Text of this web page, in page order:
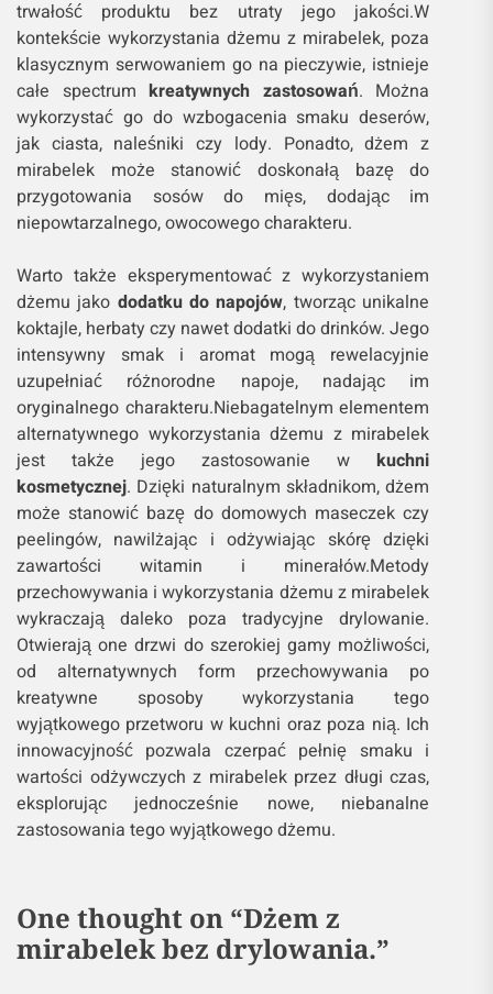
trwałość produktu bez utraty jego jakości.W
kontekście wykorzystania dżemu z mirabelek, poza
klasycznym serwowaniem go na pieczywie, istnieje
całe spectrumkreatywnych zastosowań. Można
wykorzystać go do wzbogacenia smaku deserów,
jak ciasta, naleśniki czy lody. Ponadto, dżem z
mirabelek może stanowić doskonałą bazę do
przygotowania sosów do mięs, dodając im
niepowtarzalnego, owocowego charakteru.
Warto także eksperymentować z wykorzystaniem
dżemu jako dodatku do napojów, tworząc unikalne
koktajle, herbaty czy nawet dodatki do drinków. Jego
intensywny smak i aromat mogą rewelacyjnie
uzupełniać różnorodne napoje, nadając im
oryginalnego charakteru.Niebagatelnym elementem
alternatywnego wykorzystania dżemu z mirabelek
jest także jego zastosowanie wkuchni
kosmetycznej. Dzięki naturalnym składnikom, dżem
może stanowić bazę do domowych maseczek czy
peelingów, nawilżając i odżywiając skórę dzięki
zawartości witamin i minerałów.Metody
przechowywania i wykorzystania dżemu z mirabelek
wykraczają daleko poza tradycyjne drylowanie.
Otwierają one drzwi do szerokiej gamy możliwości,
od alternatywnych form przechowywania po
kreatywne sposoby wykorzystania tego
wyjątkowego przetworu w kuchni oraz poza nią. Ich
innowacyjność pozwala czerpać pełnię smaku i
wartości odżywczych z mirabelek przez długi czas,
eksplorując jednocześnie nowe, niebanalne
zastosowania tego wyjątkowego dżemu.
One thought on “Dżem z
mirabelek bez drylowania.”